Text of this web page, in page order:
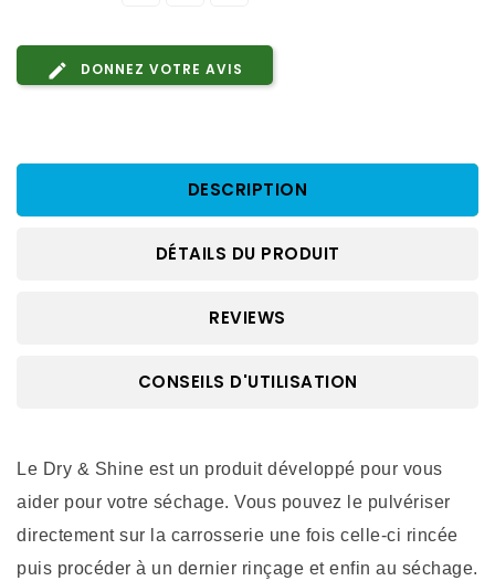
DONNEZ VOTRE AVIS
DESCRIPTION
DÉTAILS DU PRODUIT
REVIEWS
CONSEILS D'UTILISATION
Le Dry & Shine est un produit développé pour vous
aider pour votre séchage. Vous pouvez le pulvériser
directement sur la carrosserie une fois celle-ci rincée
puis procéder à un dernier rinçage et enfin au séchage.